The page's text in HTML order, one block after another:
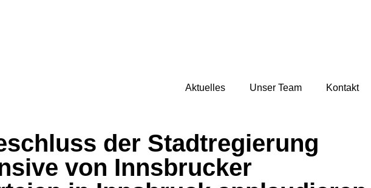
Aktuelles Unser Team Kontakt
der Stadtregierung
von Innsbrucker